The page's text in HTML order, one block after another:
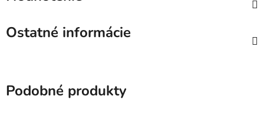
Ostatné informácie
Podobné produkty